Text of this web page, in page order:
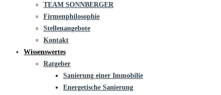
TEAM SONNBERGER
Firmenphilosophie
Stellenangebote
Kontakt
Wissenswertes
Ratgeber
Sanierung einer Immobilie
Energetische Sanierung